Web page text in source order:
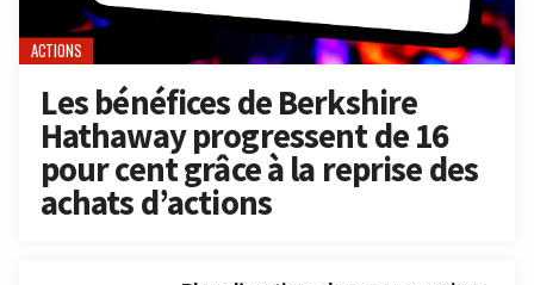
ACTIONS
Les bénéfices de Berkshire
Hathaway progressent de 16
pour cent grâce à la reprise des
achats d’actions